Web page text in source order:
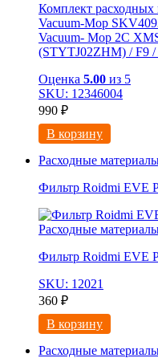
Комплект
Vacuum-Mop
Vacuum- Mop 2C
(STYTJ02ZHM) / F9
Оценка 5.00 из 5
SKU: 12346004
990 ₽
В корзину
Расходные
Фильтр Roidmi EVE
Расходные
Фильтр Roidmi EVE
SKU: 12021
360 ₽
В корзину
Расходные